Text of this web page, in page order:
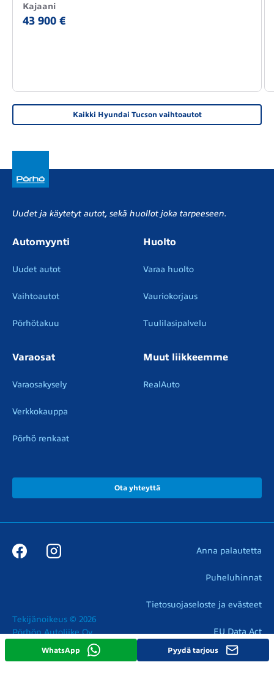
WhatsApp Pyydä tarjous
Kajaani
43 900 €
Kaikki Hyundai Tucson vaihtoautot
Uudet ja käytetyt autot, sekä huollot joka tarpeeseen.
Automyynti
Uudet autot
Vaihtoautot
Pörhötakuu
Huolto
Varaa huolto
Vauriokorjaus
Tuulilasipalvelu
Varaosat
Varaosakysely
Verkkokauppa
Pörhö renkaat
Muut liikkeemme
RealAuto
Ota yhteyttä
Tekijänoikeus © 2026
Pörhön Autoliike Oy
Anna palautetta
Puheluhinnat
Tietosuojaseloste ja evästeet
EU Data Act